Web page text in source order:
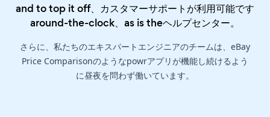
and to top it off、カスタマーサポートが利用可能です
around-the-clock、as is theヘルプセンター。
さらに、私たちのエキスパートエンジニアのチームは、eBay
Price Comparisonのようなpowrアプリが機能し続けるよう
に昼夜を問わず働いています。